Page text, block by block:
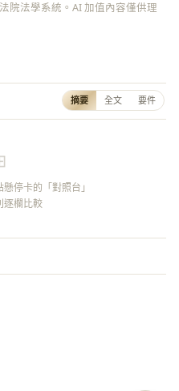
院法學系統。AI 加值內容僅供理
摘要 全文 要件
停卡的「對照台」
逐欄比較